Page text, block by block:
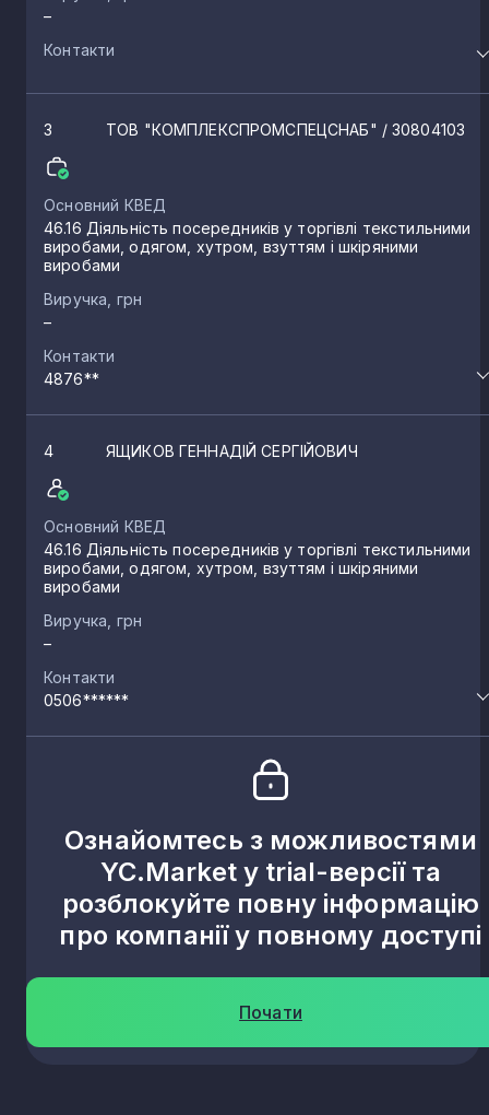
–
Контакти
3 ТОВ "КОМПЛЕКСПРОМСПЕЦСНАБ" / 30804103
Основний КВЕД
46.16 Діяльність посередників у торгівлі текстильними
виробами, одягом, хутром, взуттям і шкіряними
виробами
Виручка, грн
–
Контакти
4876**
4 ЯЩИКОВ ГЕННАДІЙ СЕРГІЙОВИЧ
Основний КВЕД
46.16 Діяльність посередників у торгівлі текстильними
виробами, одягом, хутром, взуттям і шкіряними
виробами
Виручка, грн
–
Контакти
0506******
Ознайомтесь з можливостями
YC.Market у trial-версії та
розблокуйте повну інформацію
про компанії у повному доступі
Почати